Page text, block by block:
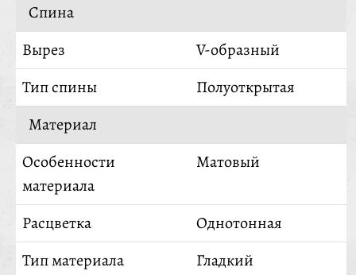
Спина
Вырез
V-образный
Тип спины
Полуоткрытая
Материал
Особенности
материала
Матовый
Расцветка
Однотонная
Тип материала
Гладкий